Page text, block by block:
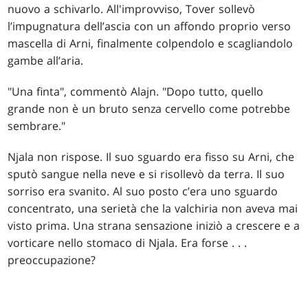
nuovo a schivarlo. All'improvviso, Tover sollevò
l’impugnatura dell’ascia con un affondo proprio verso
mascella di Arni, finalmente colpendolo e scagliandolo
gambe all’aria.
"Una finta", commentò Alajn. "Dopo tutto, quello
grande non è un bruto senza cervello come potrebbe
sembrare."
Njala non rispose. Il suo sguardo era fisso su Arni, che
sputò sangue nella neve e si risollevò da terra. Il suo
sorriso era svanito. Al suo posto c’era uno sguardo
concentrato, una serietà che la valchiria non aveva mai
visto prima. Una strana sensazione iniziò a crescere e a
vorticare nello stomaco di Njala. Era forse . . .
preoccupazione?